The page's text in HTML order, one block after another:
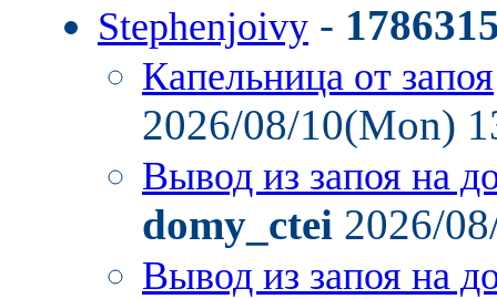
Stephenjoivy -
Капельница от запоя
2026/08/10(Mon)
Вывод из запоя на
domy_ctei 2026/
Вывод из запоя на